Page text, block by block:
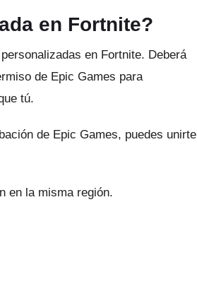
en Fortnite?
en Fortnite. Deberá
de Epic Games para
tú.
de Epic Games, puedes unirte
en la misma región.